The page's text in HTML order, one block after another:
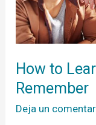
How to
Remember
Deja un